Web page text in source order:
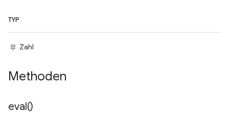
TYP
Zahl
Methoden
eval()